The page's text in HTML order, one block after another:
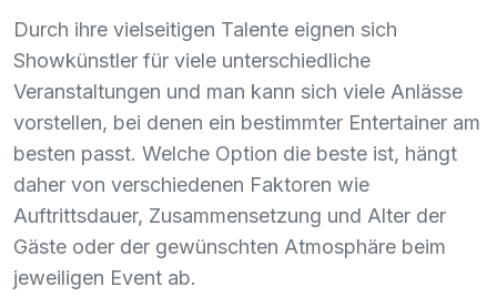
Durch ihre vielseitigen Talente eignen sich
Showkünstler für viele unterschiedliche
Veranstaltungen und man kann sich viele Anlässe
vorstellen, bei denen ein bestimmter Entertainer am
besten passt. Welche Option die beste ist, hängt
daher von verschiedenen Faktoren wie
Auftrittsdauer, Zusammensetzung und Alter der
Gäste oder der gewünschten Atmosphäre beim
jeweiligen Event ab.